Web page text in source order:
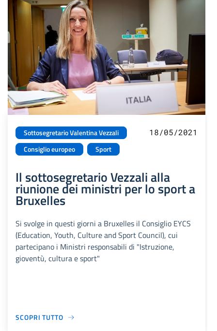
Sottosegretario Valentina Vezzali
Consiglio europeo
Sport
18/05/2021
Il sottosegretario Vezzali alla
riunione dei ministri per lo sport a
Bruxelles
Si svolge in questi giorni a Bruxelles il Consiglio EYCS
(Education, Youth, Culture and Sport Council), cui
partecipano i Ministri responsabili di "Istruzione,
gioventù, cultura e sport"
SCOPRI TUTTO